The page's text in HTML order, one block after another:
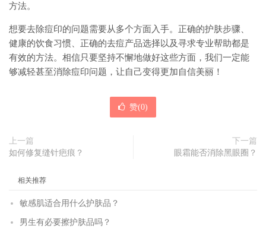
方法。
想要去除痘印的问题需要从多个方面入手。正确的护肤步骤、
健康的饮食习惯、正确的去痘产品选择以及寻求专业帮助都是
有效的方法。相信只要坚持不懈地做好这些方面，我们一定能
够减轻甚至消除痘印问题，让自己变得更加自信美丽！
赞(0)
上一篇
如何修复缝针疤痕？
下一篇
眼霜能否消除黑眼圈？
相关推荐
敏感肌适合用什么护肤品？
男生有必要擦护肤品吗？